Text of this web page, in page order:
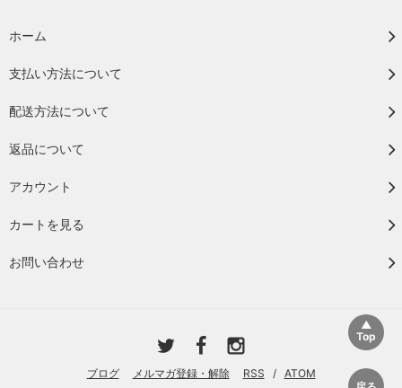
ホーム
支払い方法について
配送方法について
返品について
アカウント
カートを見る
お問い合わせ
ブログ メルマガ登録・解除 RSS / ATOM